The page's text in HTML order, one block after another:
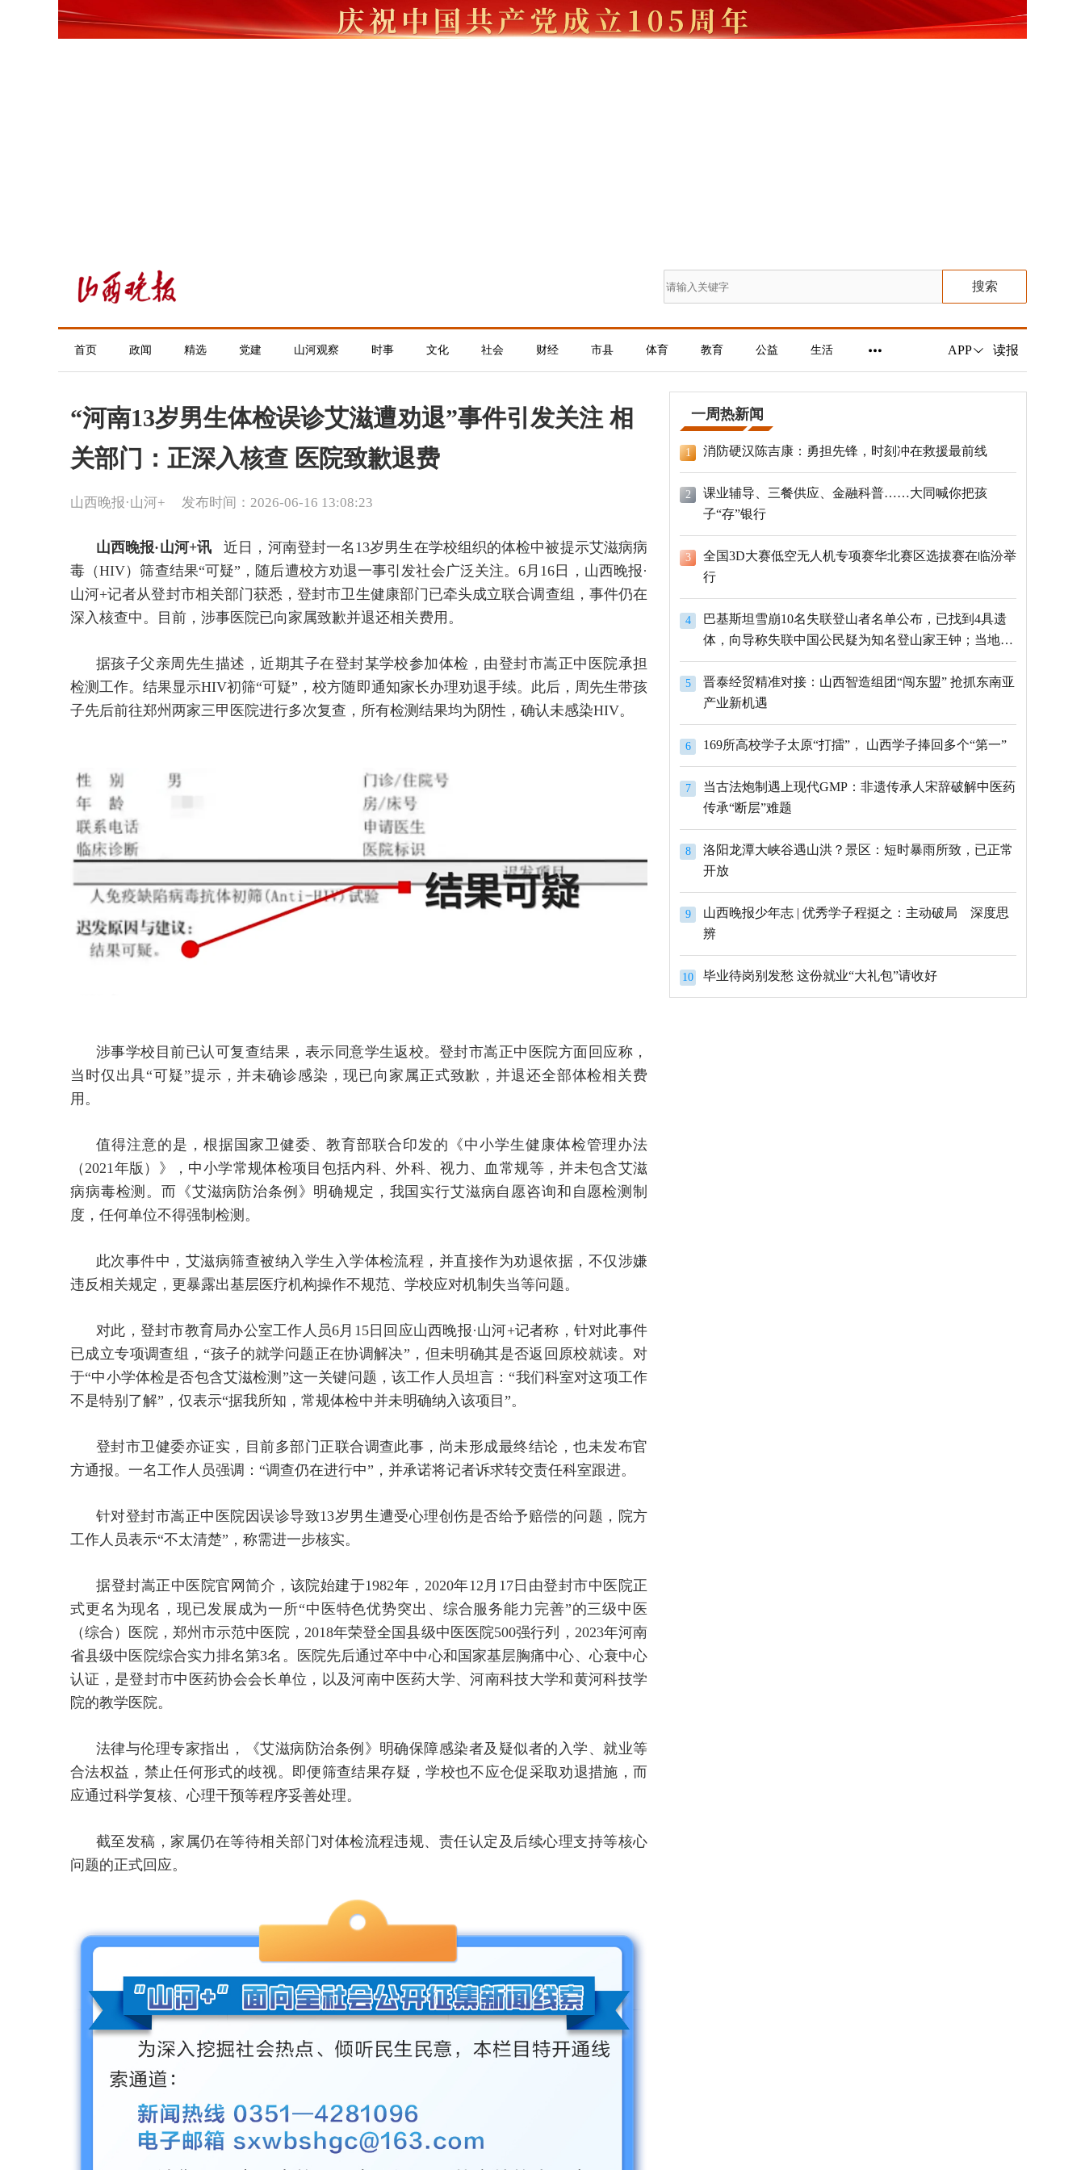
搜索
首页 政闻 精选 党建 山河观察 时事 文化 社会 财经 市县 体育 教育 公益 生活 APP 读报
“河南13岁男生体检误诊艾滋遭劝退”事件引发关注 相
关部门：正深入核查 医院致歉退费
山西晚报·山河+ 发布时间：2026-06-16 13:08:23
山西晚报·山河+讯近日，河南登封一名13岁男生在学校组织的体检中被提示艾滋病病
毒（HIV）筛查结果“可疑”，随后遭校方劝退一事引发社会广泛关注。6月16日，山西晚报·
山河+记者从登封市相关部门获悉，登封市卫生健康部门已牵头成立联合调查组，事件仍在
深入核查中。目前，涉事医院已向家属致歉并退还相关费用。
据孩子父亲周先生描述，近期其子在登封某学校参加体检，由登封市嵩正中医院承担
检测工作。结果显示HIV初筛“可疑”，校方随即通知家长办理劝退手续。此后，周先生带孩
子先后前往郑州两家三甲医院进行多次复查，所有检测结果均为阴性，确认未感染HIV。
涉事学校目前已认可复查结果，表示同意学生返校。登封市嵩正中医院方面回应称，
当时仅出具“可疑”提示，并未确诊感染，现已向家属正式致歉，并退还全部体检相关费
用。
值得注意的是，根据国家卫健委、教育部联合印发的《中小学生健康体检管理办法
（2021年版）》，中小学常规体检项目包括内科、外科、视力、血常规等，并未包含艾滋
病病毒检测。而《艾滋病防治条例》明确规定，我国实行艾滋病自愿咨询和自愿检测制
度，任何单位不得强制检测。
此次事件中，艾滋病筛查被纳入学生入学体检流程，并直接作为劝退依据，不仅涉嫌
违反相关规定，更暴露出基层医疗机构操作不规范、学校应对机制失当等问题。
对此，登封市教育局办公室工作人员6月15日回应山西晚报·山河+记者称，针对此事件
已成立专项调查组，“孩子的就学问题正在协调解决”，但未明确其是否返回原校就读。对
于“中小学体检是否包含艾滋检测”这一关键问题，该工作人员坦言：“我们科室对这项工作
不是特别了解”，仅表示“据我所知，常规体检中并未明确纳入该项目”。
登封市卫健委亦证实，目前多部门正联合调查此事，尚未形成最终结论，也未发布官
方通报。一名工作人员强调：“调查仍在进行中”，并承诺将记者诉求转交责任科室跟进。
针对登封市嵩正中医院因误诊导致13岁男生遭受心理创伤是否给予赔偿的问题，院方
工作人员表示“不太清楚”，称需进一步核实。
据登封嵩正中医院官网简介，该院始建于1982年，2020年12月17日由登封市中医院正
式更名为现名，现已发展成为一所“中医特色优势突出、综合服务能力完善”的三级中医
（综合）医院，郑州市示范中医院，2018年荣登全国县级中医医院500强行列，2023年河南
省县级中医院综合实力排名第3名。医院先后通过卒中中心和国家基层胸痛中心、心衰中心
认证，是登封市中医药协会会长单位，以及河南中医药大学、河南科技大学和黄河科技学
院的教学医院。
法律与伦理专家指出，《艾滋病防治条例》明确保障感染者及疑似者的入学、就业等
合法权益，禁止任何形式的歧视。即便筛查结果存疑，学校也不应仓促采取劝退措施，而
应通过科学复核、心理干预等程序妥善处理。
截至发稿，家属仍在等待相关部门对体检流程违规、责任认定及后续心理支持等核心
问题的正式回应。
一周热新闻
1 消防硬汉陈吉康：勇担先锋，时刻冲在救援最前线
2
课业辅导、三餐供应、金融科普……大同喊你把孩
子“存”银行
3
全国3D大赛低空无人机专项赛华北赛区选拔赛在临汾举
行
4
巴基斯坦雪崩10名失联登山者名单公布，已找到4具遗
体，向导称失联中国公民疑为知名登山家王钟；当地官
员：已定位到3个追踪器
5
晋泰经贸精准对接：山西智造组团“闯东盟” 抢抓东南亚
产业新机遇
6 169所高校学子太原“打擂”， 山西学子捧回多个“第一”
7
当古法炮制遇上现代GMP：非遗传承人宋辞破解中医药
传承“断层”难题
8
洛阳龙潭大峡谷遇山洪？景区：短时暴雨所致，已正常
开放
9
山西晚报少年志 | 优秀学子程挺之：主动破局 深度思
辨
10 毕业待岗别发愁 这份就业“大礼包”请收好